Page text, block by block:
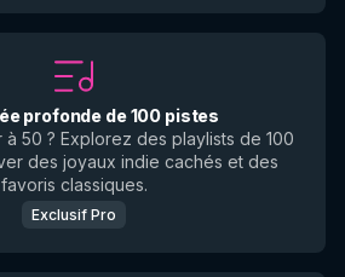
profonde de 100 pistes
à 50 ? Explorez des playlists de 100
des joyaux indie cachés et des
favoris classiques.
Exclusif Pro